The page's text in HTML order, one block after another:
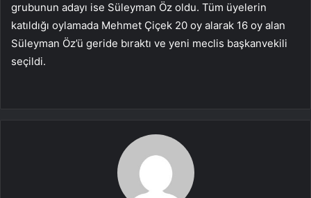
grubunun adayı ise Süleyman Öz oldu. Tüm üyelerin
katıldığı oylamada Mehmet Çiçek 20 oy alarak 16 oy alan
Süleyman Öz’ü geride bıraktı ve yeni meclis başkanvekili
seçildi.